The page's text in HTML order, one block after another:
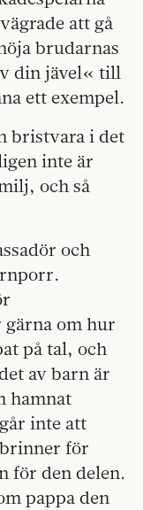
att gå
brudarnas
din jävel« till
ett exempel.
bristvara i det
inte är
och så
och
gärna om hur
på tal, och
av barn är
hamnat
inte att
för
för den delen.
pappa den